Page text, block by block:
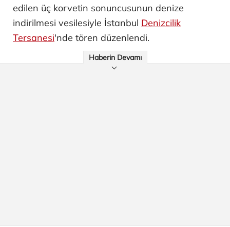
edilen üç korvetin sonuncusunun denize
indirilmesi vesilesiyle İstanbul Denizcilik
Tersanesi'nde tören düzenlendi.
Haberin Devamı